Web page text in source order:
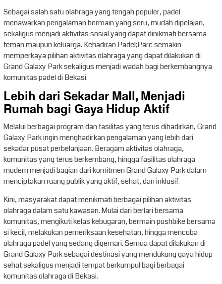
Sebagai salah satu olahraga yang tengah populer, padel
menawarkan pengalaman bermain yang seru, mudah dipelajari,
sekaligus menjadi aktivitas sosial yang dapat dinikmati bersama
teman maupun keluarga. Kehadiran Padel;Parc semakin
memperkaya pilihan aktivitas olahraga yang dapat dilakukan di
Grand Galaxy Park sekaligus menjadi wadah bagi berkembangnya
komunitas padel di Bekasi.
Lebih dari Sekadar Mall, Menjadi
Rumah bagi Gaya Hidup Aktif
Melalui berbagai program dan fasilitas yang terus dihadirkan, Grand
Galaxy Park ingin menghadirkan pengalaman yang lebih dari
sekadar pusat perbelanjaan. Beragam aktivitas olahraga,
komunitas yang terus berkembang, hingga fasilitas olahraga
modern menjadi bagian dari komitmen Grand Galaxy Park dalam
menciptakan ruang publik yang aktif, sehat, dan inklusif.
Kini, masyarakat dapat menikmati berbagai pilihan aktivitas
olahraga dalam satu kawasan. Mulai dari berlari bersama
komunitas, mengikuti kelas kebugaran, bermain pushbike bersama
si kecil, melakukan pemeriksaan kesehatan, hingga mencoba
olahraga padel yang sedang digemari. Semua dapat dilakukan di
Grand Galaxy Park sebagai destinasi yang mendukung gaya hidup
sehat sekaligus menjadi tempat berkumpul bagi berbagai
komunitas olahraga di Bekasi.